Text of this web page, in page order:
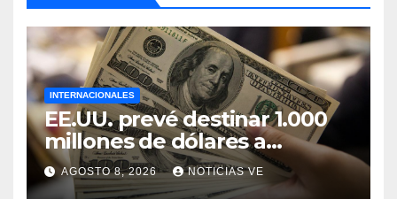
INTERNACIONALES
EE.UU. prevé destinar 1.000
millones de dólares a
Colombia para un paquete
de seguridad
AGOSTO 8, 2026 NOTICIAS VE